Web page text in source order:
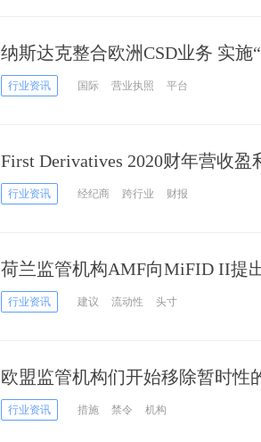
纳斯达克整合欧洲CSD业务 实施
重大升级”
行业资讯 国际 营业执照 平台
First Derivatives 2020财年营收盈
行业资讯 经纪商 跨行业 财报
荷兰监管机构AMF向MiFID II提
行业资讯 建议 流动性 头寸
欧盟监管机构们开始移除暂时性
行业资讯 措施 禁令 机构